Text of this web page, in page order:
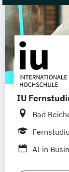
IU
Bad
Kiel
AI in